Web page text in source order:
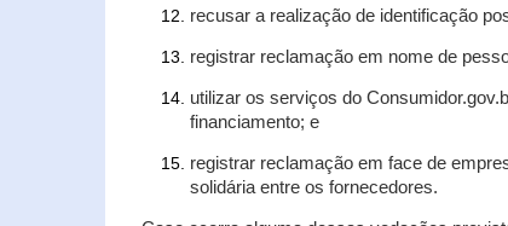
recusar a realização de identificação
registrar reclamação em nome de
utilizar os serviços do
financiamento; e
registrar reclamação em face de
solidária entre os fornecedores.